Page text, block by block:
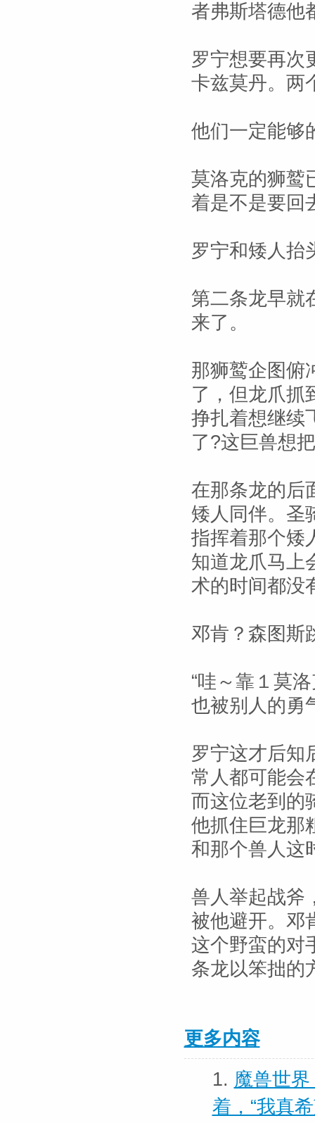
者弗斯塔德他
罗宁想要再次
卡兹莫丹。
他们一定能够
莫洛克的狮鹫
着是不是要回
罗宁和矮人抬
第二条龙早就
来了。
那狮鹫企图俯
了，但龙爪抓
挣扎着想继续
了?这巨兽想
在那条龙的后
矮人同伴。圣
指挥着那个矮
知道龙爪马上
术的时间都没
邓肯？森图斯
“哇～靠１莫
也被别人的勇
罗宁这才后知
常人都可能会
而这位老到的
他抓住巨龙那
和那个兽人这
兽人举起战斧
被他避开。邓
这个野蛮的对
条龙以笨拙的
更多内容
1. 魔兽世
着，“我真